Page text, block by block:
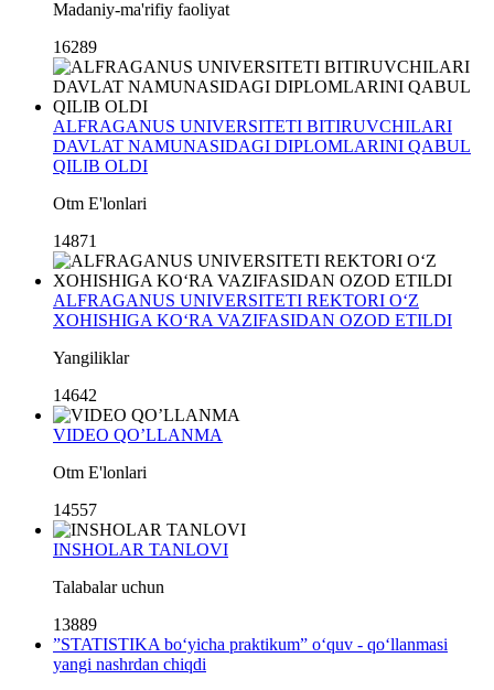
Madaniy-ma'rifiy faoliyat
16289
ALFRAGANUS UNIVERSITETI BITIRUVCHILARI
DAVLAT NAMUNASIDAGI DIPLOMLARINI QABUL
QILIB OLDI
Otm E'lonlari
14871
ALFRAGANUS UNIVERSITETI REKTORI O‘Z
XOHISHIGA KO‘RA VAZIFASIDAN OZOD ETILDI
Yangiliklar
14642
VIDEO QO’LLANMA
Otm E'lonlari
14557
INSHOLAR TANLOVI
Talabalar uchun
13889
”STATISTIKA bo‘yicha praktikum” o‘quv - qo‘llanmasi
yangi nashrdan chiqdi